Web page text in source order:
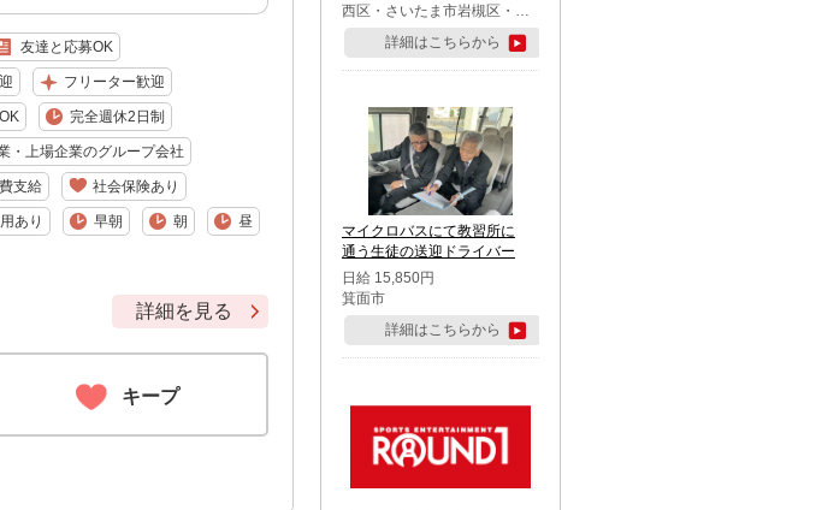
友達と応募OK
フリーター歓迎
完全週休2日制
・上場企業のグループ会社
支給 社会保険あり
あり 早朝 朝 昼
詳細を見る
キープ
西区・さいたま市岩槻区・久
喜市・蓮田市
詳細はこちらから
マイクロバスにて教習所に
通う生徒の送迎ドライバー
日給 15,850円
箕面市
詳細はこちらから